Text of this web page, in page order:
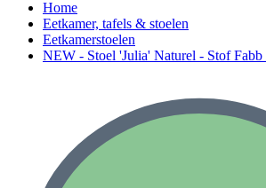
Home
Eetkamer, tafels & stoelen
Eetkamerstoelen
NEW - Stoel 'Julia' Naturel - Stof Fabb